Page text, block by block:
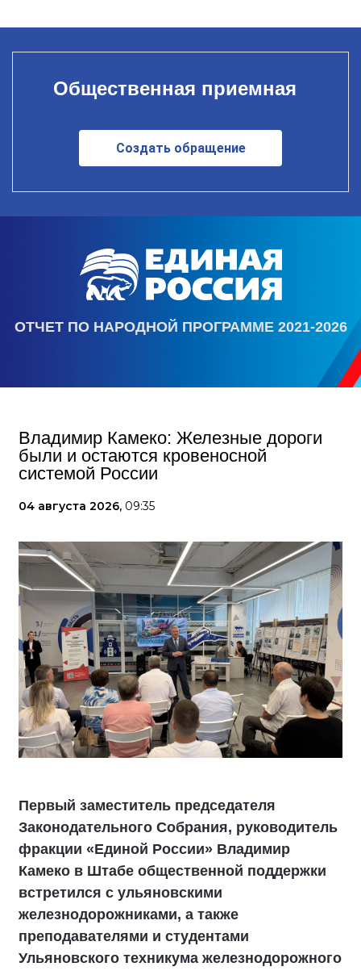
Общественная приемная
Создать обращение
ОТЧЕТ ПО НАРОДНОЙ ПРОГРАММЕ 2021-2026
Владимир Камеко: Железные дороги
были и остаются кровеносной
системой России
04 августа 2026, 09:35
Первый заместитель председателя
Законодательного Собрания, руководитель
фракции «Единой России» Владимир
Камеко в Штабе общественной поддержки
встретился с ульяновскими
железнодорожниками, а также
преподавателями и студентами
Ульяновского техникума железнодорожного